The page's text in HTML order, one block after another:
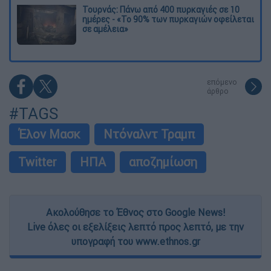
Τουρνάς: Πάνω από 400 πυρκαγιές σε 10
ημέρες - «Το 90% των πυρκαγιών οφείλεται
σε αμέλεια»
επόμενο
άρθρο
#TAGS
Έλον Μασκ
Ντόναλντ Τραμπ
Twitter
ΗΠΑ αποζημίωση
Ακολούθησε το Έθνος στο Google News!
Live όλες οι εξελίξεις λεπτό προς λεπτό, με την
υπογραφή του www.ethnos.gr